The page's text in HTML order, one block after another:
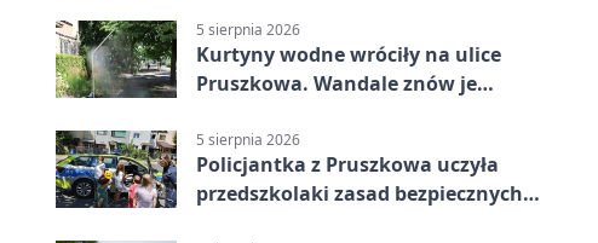
5 sierpnia 2026
Kurtyny wodne wróciły na ulice
Pruszkowa. Wandale znów je
5 sierpnia 2026
Policjantka z Pruszkowa uczyła
przedszkolaki zasad bezpiecznych